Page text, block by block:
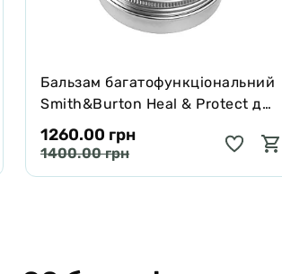
Бальзам багатофункціональний
Smith&Burton Heal & Protect для
собак і котів зцілює та захищає
65 г
1260.00 грн
1400.00 грн